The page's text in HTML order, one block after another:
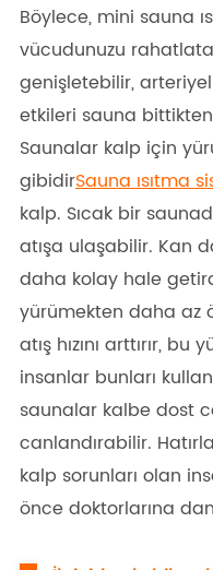
Böylece, mini sauna
vücudunuzu
genişletebilir,
etkileri sauna
Saunalar kalp için
gibidirSauna ısıtma
kalp. Sıcak bir
atışa ulaşabilir. Kan
daha kolay hale
yürümekten daha az
atış hızını arttırır,
insanlar bunları
saunalar kalbe dost
canlandırabilir.
kalp sorunları olan
önce doktorlarına